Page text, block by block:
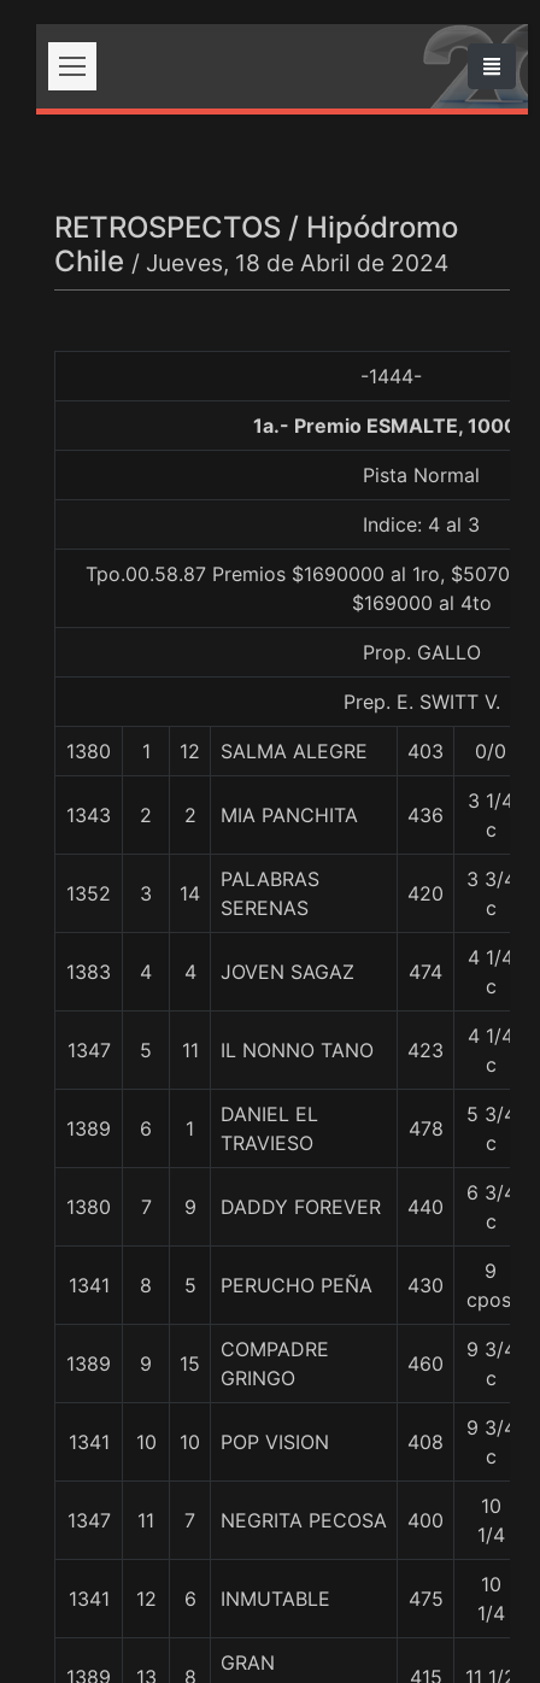
RETROSPECTOS / Hipódromo
Chile / Jueves, 18 de Abril de 2024
-1444-
1a.- Premio ESMALTE, 1000
Pista Normal
Indice: 4 al 3
Tpo.00.58.87 Premios $1690000 al 1ro,
$169000 al 4to
Prop. GALLO
Prep. E. SWITT V.
1380 1 12 SALMA ALEGRE 403 0/0
1343 2 2 MIA PANCHITA 436
3 1/4
c
1352 3 14
PALABRAS
SERENAS
420
3 3/4
c
1383 4 4 JOVEN SAGAZ 474
4 1/4
c
1347 5 11 IL NONNO TANO 423
4 1/4
c
1389 6 1
DANIEL EL
TRAVIESO
478
5 3/4
c
1380 7 9 DADDY FOREVER 440
6 3/4
c
1341 8 5 PERUCHO PEÑA 430
9
cpos.
1389 9 15
COMPADRE
GRINGO
460
9 3/4
c
1341 10 10 POP VISION 408
9 3/4
c
1347 11 7 NEGRITA PECOSA 400
10
1/4
1341 12 6 INMUTABLE 475
10
1/4
1389 13 8
GRAN
415 11 1/2